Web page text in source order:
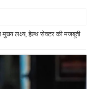
पर होग
लक्ष्य, हेल्थ सेक्टर की मजबूती